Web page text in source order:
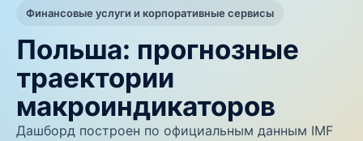
Финансовые услуги и корпоративные сервисы
Польша: прогнозные
траектории
макроиндикаторов
Дашборд построен по официальным данным IMF